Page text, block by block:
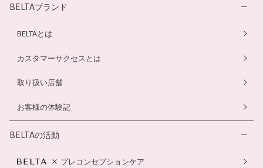
BELTAブランド
BELTAとは
カスタマーサクセスとは
取り扱い店舗
お客様の体験記
BELTAの活動
プレコンセプションケア